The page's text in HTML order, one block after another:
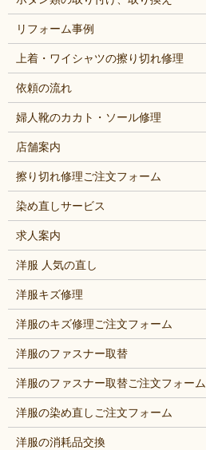
リフォーム事例
上着・ワイシャツの擦り切れ修理
依頼の流れ
婦人靴のカカト・ソール修理
店舗案内
擦り切れ修理ご注文フォーム
染め直しサービス
求人案内
洋服 人気の直し
洋服キズ修理
洋服のキズ修理ご注文フォーム
洋服のファスナー取替
洋服のファスナー取替ご注文フォーム
洋服の染め直しご注文フォーム
洋服の消耗品交換